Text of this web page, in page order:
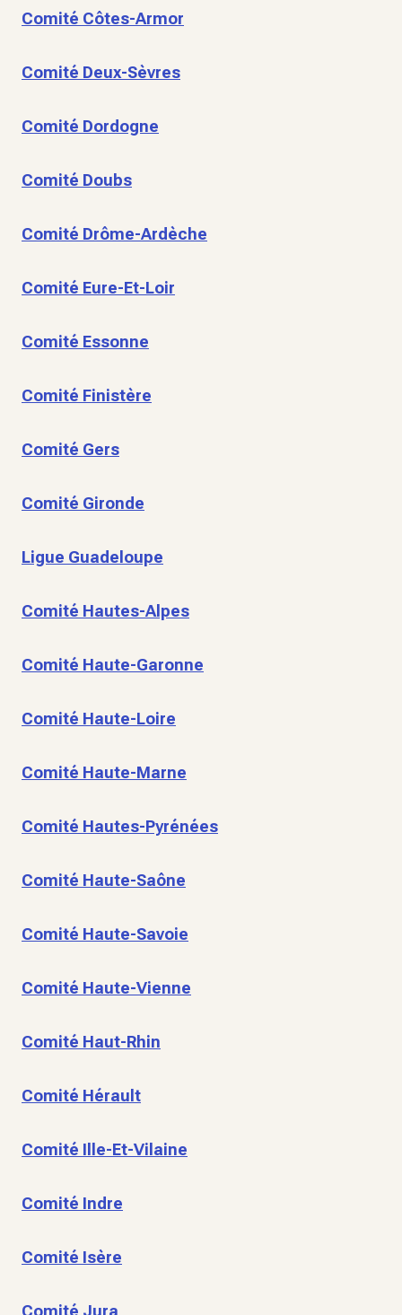
Comité Côtes-Armor
Comité Deux-Sèvres
Comité Dordogne
Comité Doubs
Comité Drôme-Ardèche
Comité Eure-Et-Loir
Comité Essonne
Comité Finistère
Comité Gers
Comité Gironde
Ligue Guadeloupe
Comité Hautes-Alpes
Comité Haute-Garonne
Comité Haute-Loire
Comité Haute-Marne
Comité Hautes-Pyrénées
Comité Haute-Saône
Comité Haute-Savoie
Comité Haute-Vienne
Comité Haut-Rhin
Comité Hérault
Comité Ille-Et-Vilaine
Comité Indre
Comité Isère
Comité Jura